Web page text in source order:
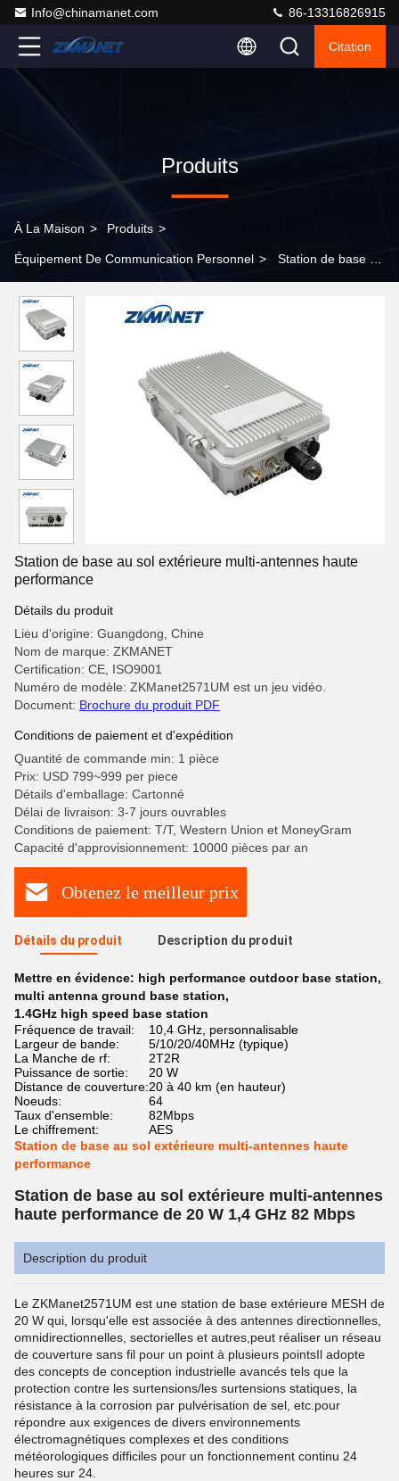
Info@chinamanet.com 86-13316826915
Citation
Produits
À La Maison > Produits >
Équipement De Communication Personnel > Station de base au
Station de base au sol extérieure multi-antennes haute
performance
Détails du produit
Lieu d'origine: Guangdong, Chine
Nom de marque: ZKMANET
Certification: CE, ISO9001
Numéro de modèle: ZKManet2571UM est un jeu vidéo.
Document: Brochure du produit PDF
Conditions de paiement et d'expédition
Quantité de commande min: 1 pièce
Prix: USD 799~999 per piece
Détails d'emballage: Cartonné
Délai de livraison: 3-7 jours ouvrables
Conditions de paiement: T/T, Western Union et MoneyGram
Capacité d'approvisionnement: 10000 pièces par an
Obtenez le meilleur prix
Détails du produit Description du produit
Mettre en évidence: high performance outdoor base station,
multi antenna ground base station,
1.4GHz high speed base station
Fréquence de travail:
10,4 GHz, personnalisable
Largeur de bande:
5/10/20/40MHz (typique)
La Manche de rf:
2T2R
Puissance de sortie:
20 W
Distance de couverture:20 à 40 km (en hauteur)
Noeuds:
64
Taux d'ensemble:
82Mbps
Le chiffrement:
AES
Station de base au sol extérieure multi-antennes haute
performance
Station de base au sol extérieure multi-antennes
haute performance de 20 W 1,4 GHz 82 Mbps
Description du produit
Le ZKManet2571UM est une station de base extérieure MESH de
20 W qui, lorsqu'elle est associée à des antennes directionnelles,
omnidirectionnelles, sectorielles et autres,peut réaliser un réseau
de couverture sans fil pour un point à plusieurs pointsIl adopte
des concepts de conception industrielle avancés tels que la
protection contre les surtensions/les surtensions statiques, la
résistance à la corrosion par pulvérisation de sel, etc.pour
répondre aux exigences de divers environnements
électromagnétiques complexes et des conditions
météorologiques difficiles pour un fonctionnement continu 24
heures sur 24.